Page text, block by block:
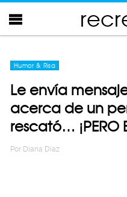
Humor & Risa
Le envía
acerca de un
rescató… ¡PERO
Por Diana Diaz